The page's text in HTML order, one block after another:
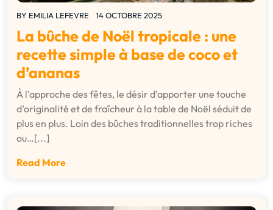
BY EMILIA LEFEVRE 14 OCTOBRE 2025
La bûche de Noël tropicale : une
recette simple à base de coco et
d’ananas
À l’approche des fêtes, le désir d’apporter une touche
d’originalité et de fraîcheur à la table de Noël séduit de
plus en plus. Loin des bûches traditionnelles trop riches
ou…[...]
Read More